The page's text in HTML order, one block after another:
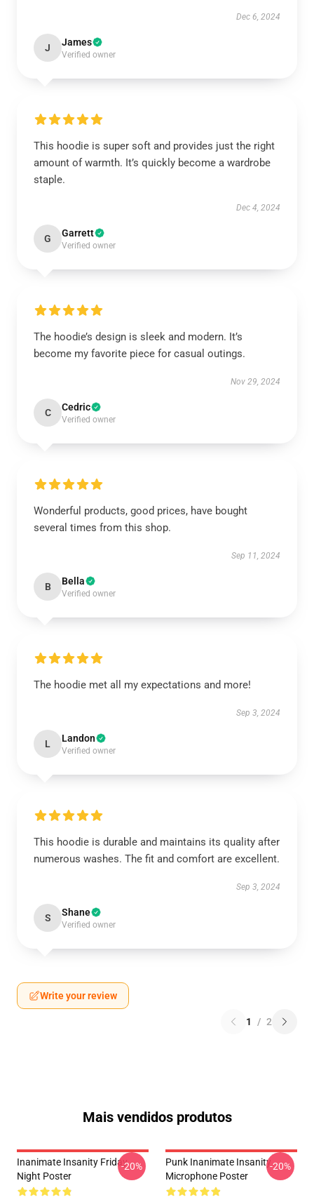
Dec 6, 2024
J James
Verified owner
This hoodie is super soft and provides just the right
amount of warmth. It’s quickly become a wardrobe
staple.
Dec 4, 2024
G Garrett
Verified owner
The hoodie’s design is sleek and modern. It’s
become my favorite piece for casual outings.
Nov 29, 2024
C Cedric
Verified owner
Wonderful products, good prices, have bought
several times from this shop.
Sep 11, 2024
B Bella
Verified owner
The hoodie met all my expectations and more!
Sep 3, 2024
L Landon
Verified owner
This hoodie is durable and maintains its quality after
numerous washes. The fit and comfort are excellent.
Sep 3, 2024
S Shane
Verified owner
Write your review
1 / 2
Mais vendidos produtos
Inanimate Insanity Friday
Night Poster
-20%
Punk Inanimate Insanity
Microphone Poster
-20%